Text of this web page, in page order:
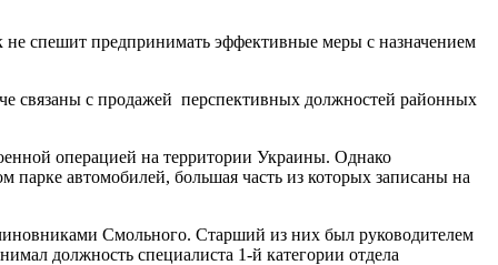
спешит предпринимать эффективные меры с назначением
связаны с продажей перспективных должностей районных
операцией на территории Украины. Однако
парке автомобилей, большая часть из которых записаны на
Смольного. Старший из них был руководителем
должность специалиста 1-й категории отдела